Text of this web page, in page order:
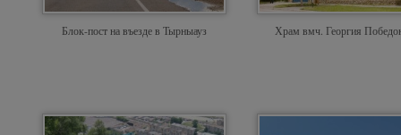
Блок-пост на въезде в Тырныауз Храм вмч. Георгия